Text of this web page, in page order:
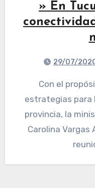
» En
29/07/
Con el propósito de continuar con las
estrategias para
provincia, la
Carolina Vargas